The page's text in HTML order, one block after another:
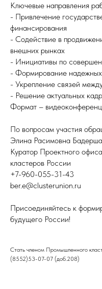
Ключевые направления
- Привлечение
финансирования
- Содействие в
внешних рынках
- Инициативы по
- Формирование надежных
- Укрепление связей
- Решение актуальных
Формат –
По вопросам участия
Элина Расимовна
Куратор Проектного
кластеров России
+7-960-055-31-43
ber.e@clusterunion.ru
Присоединяйтесь к
будущего России!
Стать членом Промышленного
(8552)53-07-07 (доб.208)